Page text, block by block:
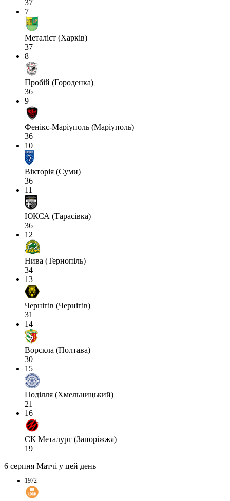
37
7
Металіст (Харків)
37
8
Пробій (Городенка)
36
9
Фенікс-Маріуполь (Маріуполь)
36
10
Вікторія (Суми)
36
11
ЮКСА (Тарасівка)
36
12
Нива (Тернопіль)
34
13
Чернігів (Чернігів)
31
14
Ворскла (Полтава)
30
15
Поділля (Хмельницький)
21
16
СК Металург (Запоріжжя)
19
6 серпня Матчі у цей день
1972